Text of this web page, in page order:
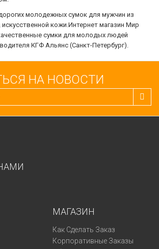
молодежных сумок для мужчин из
искусственной кожи.Интернет магазин Мир
сумки для молодых людей
КГФ Альянс (Санкт-Петербург).
НА НОВОСТИ
МАГАЗИН
Как Сделать Заказ
Корпоративные Заказы